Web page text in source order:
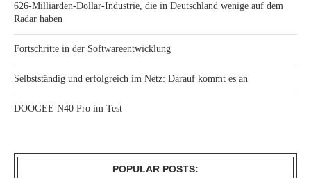
626-Milliarden-Dollar-Industrie, die in Deutschland wenige auf dem
Radar haben
Fortschritte in der Softwareentwicklung
Selbstständig und erfolgreich im Netz: Darauf kommt es an
DOOGEE N40 Pro im Test
POPULAR POSTS: